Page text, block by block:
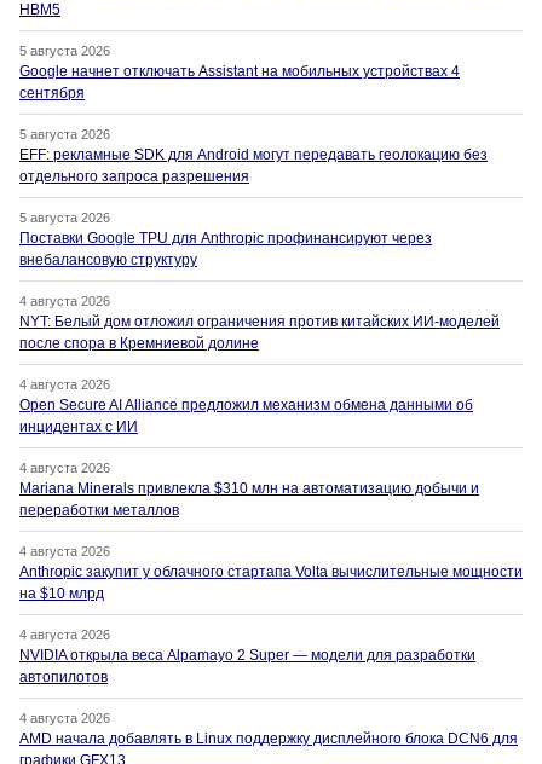
HBM5
5 августа 2026
Google начнет отключать Assistant на мобильных устройствах 4
сентября
5 августа 2026
EFF: рекламные SDK для Android могут передавать геолокацию без
отдельного запроса разрешения
5 августа 2026
Поставки Google TPU для Anthropic профинансируют через
внебалансовую структуру
4 августа 2026
NYT: Белый дом отложил ограничения против китайских ИИ-моделей
после спора в Кремниевой долине
4 августа 2026
Open Secure AI Alliance предложил механизм обмена данными об
инцидентах с ИИ
4 августа 2026
Mariana Minerals привлекла $310 млн на автоматизацию добычи и
переработки металлов
4 августа 2026
Anthropic закупит у облачного стартапа Volta вычислительные мощности
на $10 млрд
4 августа 2026
NVIDIA открыла веса Alpamayo 2 Super — модели для разработки
автопилотов
4 августа 2026
AMD начала добавлять в Linux поддержку дисплейного блока DCN6 для
графики GFX13